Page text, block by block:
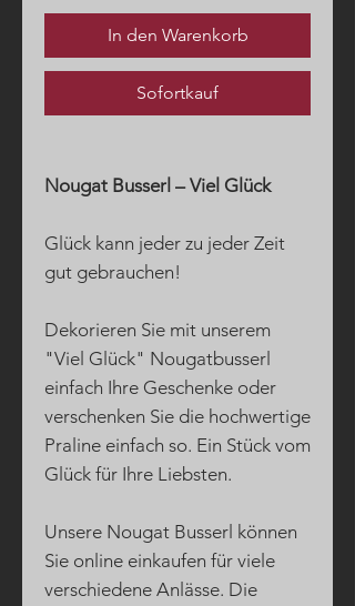
In den Warenkorb
Sofortkauf
Nougat Busserl – Viel Glück
Glück kann jeder zu jeder Zeit
gut gebrauchen!
Dekorieren Sie mit unserem
"Viel Glück" Nougatbusserl
einfach Ihre Geschenke oder
verschenken Sie die hochwertige
Praline einfach so. Ein Stück vom
Glück für Ihre Liebsten.
Unsere Nougat Busserl können
Sie online einkaufen für viele
verschiedene Anlässe. Die